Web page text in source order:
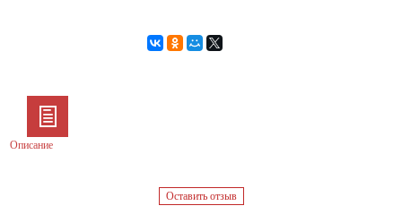
Описание
Оставить отзыв